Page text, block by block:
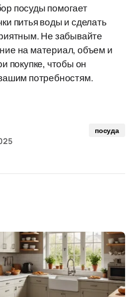
посуды помогает
питья воды и сделать
Не забывайте
на материал, объем и
покупке, чтобы он
потребностям.
посуда